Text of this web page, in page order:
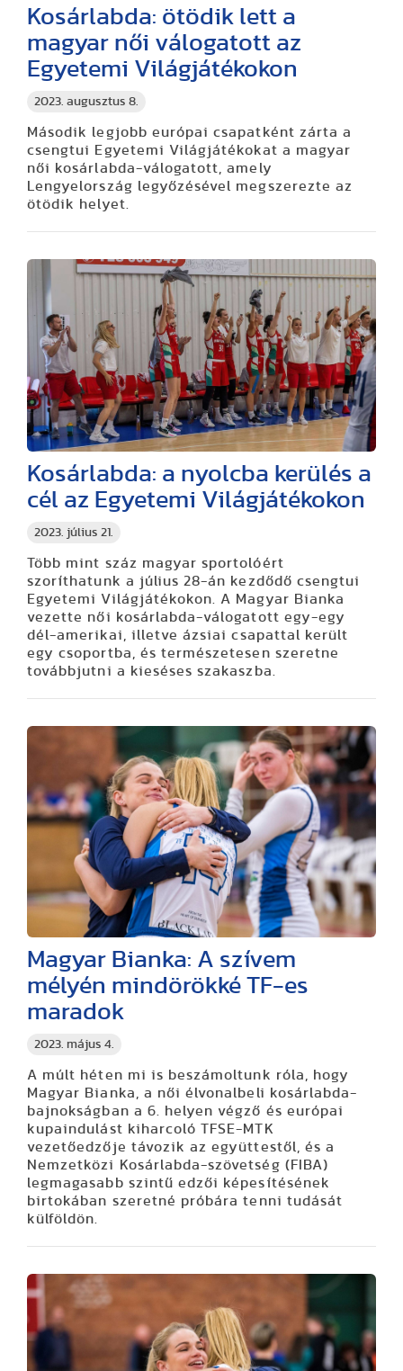
2023. augusztus 8.
Kosárlabda: ötödik lett a
magyar női válogatott az
Egyetemi Világjátékokon
Második legjobb európai csapatként zárta a
csengtui Egyetemi Világjátékokat a magyar
női kosárlabda-válogatott, amely
Lengyelország legyőzésével megszerezte az
ötödik helyet.
2023. július 21.
Kosárlabda: a nyolcba kerülés a
cél az Egyetemi Világjátékokon
Több mint száz magyar sportolóért
szoríthatunk a július 28-án kezdődő csengtui
Egyetemi Világjátékokon. A Magyar Bianka
vezette női kosárlabda-válogatott egy-egy
dél-amerikai, illetve ázsiai csapattal került
egy csoportba, és természetesen szeretne
továbbjutni a kieséses szakaszba.
2023. május 4.
Magyar Bianka: A szívem
mélyén mindörökké TF-es
maradok
A múlt héten mi is beszámoltunk róla, hogy
Magyar Bianka, a női élvonalbeli kosárlabda-
bajnokságban a 6. helyen végző és európai
kupaindulást kiharcoló TFSE-MTK
vezetőedzője távozik az együttestől, és a
Nemzetközi Kosárlabda-szövetség (FIBA)
legmagasabb szintű edzői képesítésének
birtokában szeretné próbára tenni tudását
külföldön.